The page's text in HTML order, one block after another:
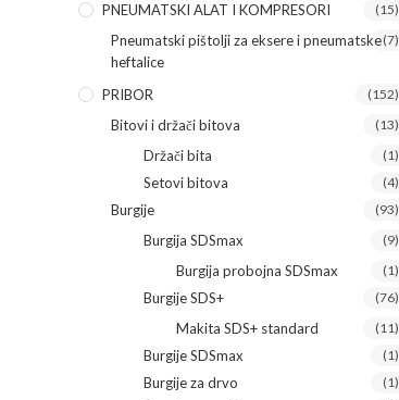
PNEUMATSKI ALAT I KOMPRESORI (15)
Pneumatski pištolji za eksere i pneumatske
heftalice
(7)
PRIBOR (152)
Bitovi i držači bitova (13)
Držači bita (1)
Setovi bitova (4)
Burgije (93)
Burgija SDSmax (9)
Burgija probojna SDSmax (1)
Burgije SDS+ (76)
Makita SDS+ standard (11)
Burgije SDSmax (1)
Burgije za drvo (1)